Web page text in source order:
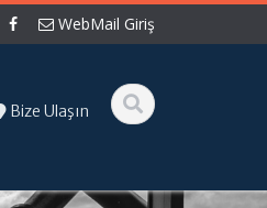
WebMail Giriş
Bize Ulaşın